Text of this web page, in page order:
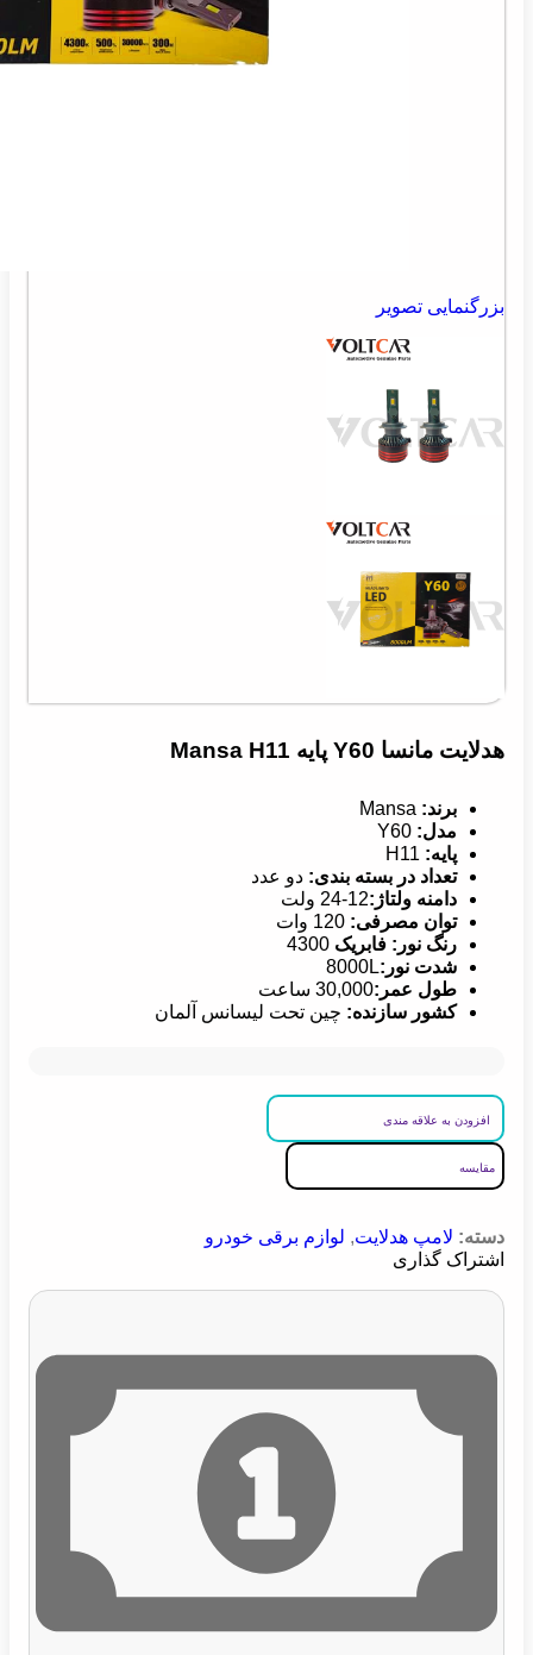
بزرگنمایی تصویر
هدلایت مانسا Y60 پایه Mansa H11
برند:
مدل: Y60
پایه: H11
تعداد در بسته بندی: دو عدد
دامنه ولتاژ:12-24 ولت
توان مصرفی: 120 وات
رنگ نور: فابریک 4300
شدت نور:8000L
طول عمر:30,000 ساعت
کشور سازنده: چین تحت لیسانس آلمان
افزودن به علاقه مندی
مقایسه
دسته: لامپ هدلایت, لوازم برقی خودرو
اشتراک گذاری